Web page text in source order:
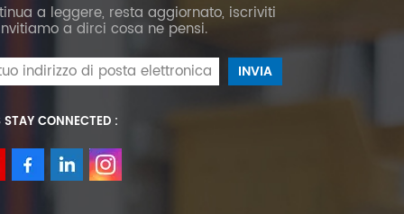
a leggere, resta aggiornato, iscriviti
a dirci cosa ne pensi.
STAY CONNECTED :